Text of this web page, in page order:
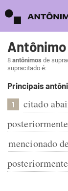
8 antônimos de
supracitado é:
Principais
1 citado
posteriormente
mencionado
posteriormente